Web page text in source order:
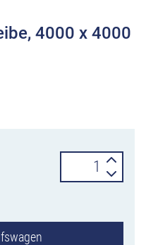
4000 x 4000
DecoMark™
Ringscheibe,
x